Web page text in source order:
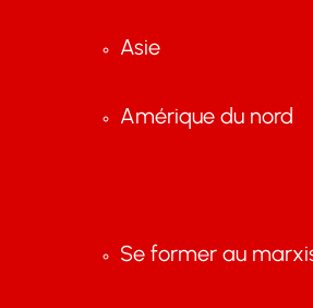
Asie
Amérique du nord
Se former au